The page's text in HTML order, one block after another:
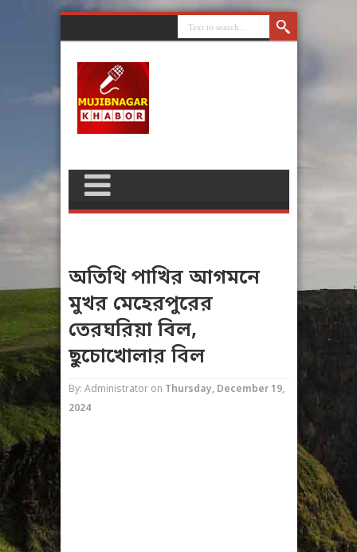
অতিথি পাখির আগমনে
মুখর মেহেরপুরের
তেরঘরিয়া বিল,
ছুচোখোলার বিল
By: Administrator on Thursday, December 19,
2024